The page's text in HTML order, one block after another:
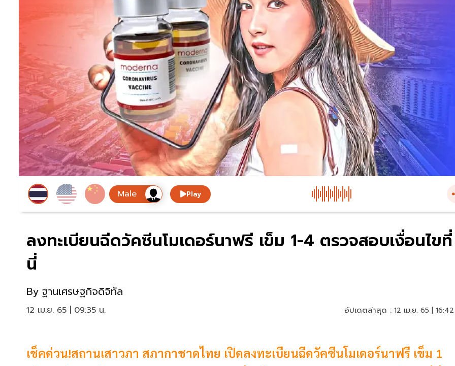
Play
ลงทะเบียนฉีดวัคซีนโมเดอร์นาฟรี เข็ม 1-4 ตรวจสอบเงื่อนไขที่
นี่
By ฐานเศรษฐกิจดิจิทัล
12 เม.ย. 65 | 09:35 น. อัปเดตล่าสุด : 12 เม.ย. 65 |
เช็คด่วน!สถานเสาวภา สภากาชาดไทย เปิดลงทะเบียนฉีดวัคซีนโมเดอร์นาฟรี เข็ม 1